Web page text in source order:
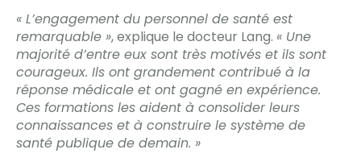
« L’engagement du personnel de santé est
remarquable », explique le docteur Lang. « Une
majorité d’entre eux sont très motivés et ils sont
courageux. Ils ont grandement contribué à la
réponse médicale et ont gagné en expérience.
Ces formations les aident à consolider leurs
connaissances et à construire le système de
santé publique de demain. »